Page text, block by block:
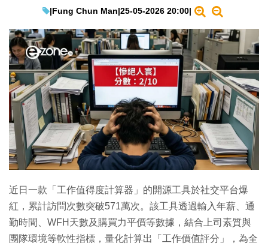
|Fung Chun Man|25-05-2026 20:00|
近日一款「工作值得度計算器」的開源工具於社交平台爆
紅，累計訪問次數突破571萬次。該工具透過輸入年薪、通
勤時間、WFH天數及購買力平價等數據，結合上司素質與
團隊環境等軟性指標，量化計算出「工作價值評分」，為全